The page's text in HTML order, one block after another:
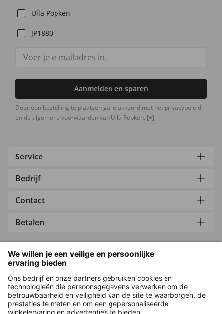
Ulla Popken
JP1880
Aanmelden en sparen
Door een bestelling te plaatsen ga je akkoord met het privacybeleid
en de algemene voorwaarden van Ulla Popken. [+]
Service
Bedrijf
Contact
Betalen
Versleuteling met
Overige webwinkels